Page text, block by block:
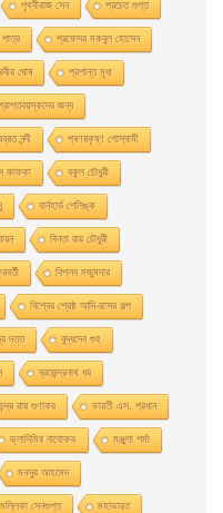
পৃথ্বীরাজ সেন প্রচেত গুপ্ত
প্রফেসর মকবুল হােসেন
ঘােষ প্রশান্ত মৃধা
জন্য
নন্দী প্ৰণয়কৃষ্ণ গোস্বামী
কাফকা বকুল চৌধুরী
বার্নহার্ড শেলিঙ্ক
বিনতা রায় চৌধুরী
বিপ্লব মজুমদার
বিশ্বের শ্রেষ্ঠ আদি-রসের গল্প
দত্ত বুদ্ধদেব গুহ
ব্রজেন্দ্রনাথ ধর
রায় গুণাকর ভারতী এস. প্রধান
ভ্লাদিমির নাবোকভ মঞ্জুলা শর্মা
মনসুর আহমেদ
মল্লিকা সেনগুপ্ত মহাভারত